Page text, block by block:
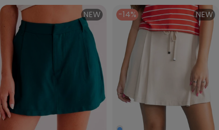
NEW -14% NEW